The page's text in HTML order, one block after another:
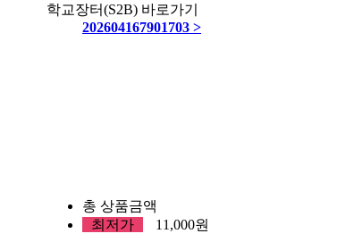
학교장터(S2B) 바로가기
202604167901703 >
총 상품금액
최저가
11,000원